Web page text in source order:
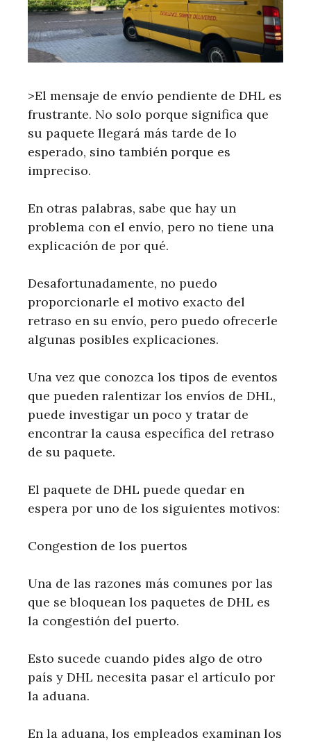
>El mensaje de envío pendiente de DHL es
frustrante. No solo porque significa que
su paquete llegará más tarde de lo
esperado, sino también porque es
impreciso.
En otras palabras, sabe que hay un
problema con el envío, pero no tiene una
explicación de por qué.
Desafortunadamente, no puedo
proporcionarle el motivo exacto del
retraso en su envío, pero puedo ofrecerle
algunas posibles explicaciones.
Una vez que conozca los tipos de eventos
que pueden ralentizar los envíos de DHL,
puede investigar un poco y tratar de
encontrar la causa específica del retraso
de su paquete.
El paquete de DHL puede quedar en
espera por uno de los siguientes motivos:
Congestion de los puertos
Una de las razones más comunes por las
que se bloquean los paquetes de DHL es
la congestión del puerto.
Esto sucede cuando pides algo de otro
país y DHL necesita pasar el artículo por
la aduana.
En la aduana, los empleados examinan los